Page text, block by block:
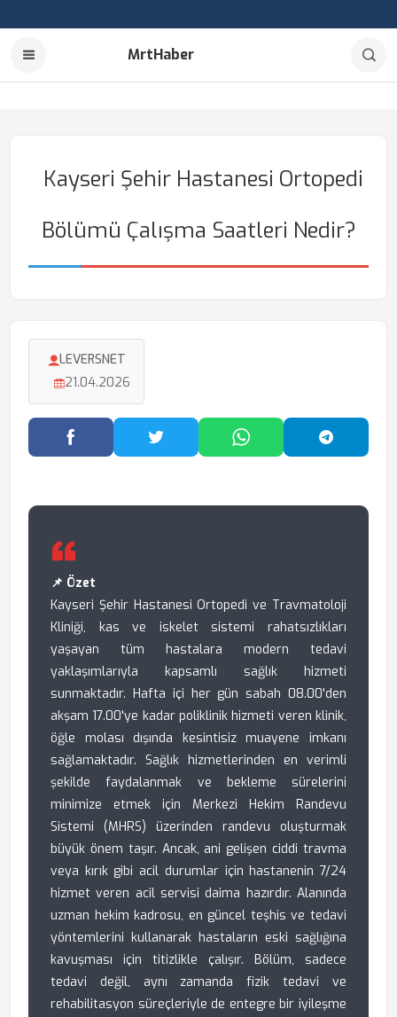
MrtHaber
Kayseri Şehir Hastanesi Ortopedi
Bölümü Çalışma Saatleri Nedir?
LEVERSNET
21.04.2026
Facebook'ta PaylaşTwitter'da PaylaşWhatsApp'ta Paylaş
📌 Özet
Kayseri Şehir Hastanesi Ortopedi ve Travmatoloji
Kliniği, kas ve iskelet sistemi rahatsızlıkları
yaşayan tüm hastalara modern tedavi
yaklaşımlarıyla kapsamlı sağlık hizmeti
sunmaktadır. Hafta içi her gün sabah 08.00'den
akşam 17.00'ye kadar poliklinik hizmeti veren klinik,
öğle molası dışında kesintisiz muayene imkanı
sağlamaktadır. Sağlık hizmetlerinden en verimli
şekilde faydalanmak ve bekleme sürelerini
minimize etmek için Merkezi Hekim Randevu
Sistemi (MHRS) üzerinden randevu oluşturmak
büyük önem taşır. Ancak, ani gelişen ciddi travma
veya kırık gibi acil durumlar için hastanenin 7/24
hizmet veren acil servisi daima hazırdır. Alanında
uzman hekim kadrosu, en güncel teşhis ve tedavi
yöntemlerini kullanarak hastaların eski sağlığına
kavuşması için titizlikle çalışır. Bölüm, sadece
tedavi değil, aynı zamanda fizik tedavi ve
rehabilitasyon süreçleriyle de entegre bir iyileşme